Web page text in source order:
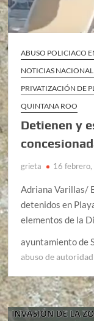
ABUSO POLICIACO
NOTICIAS
PRIVATIZACIÓN DE
QUINTANA ROO
Detienen y
grieta 16
Adriana Varillas/
detenidos en
elementos de la
ayuntamiento de
abuso de autoridad